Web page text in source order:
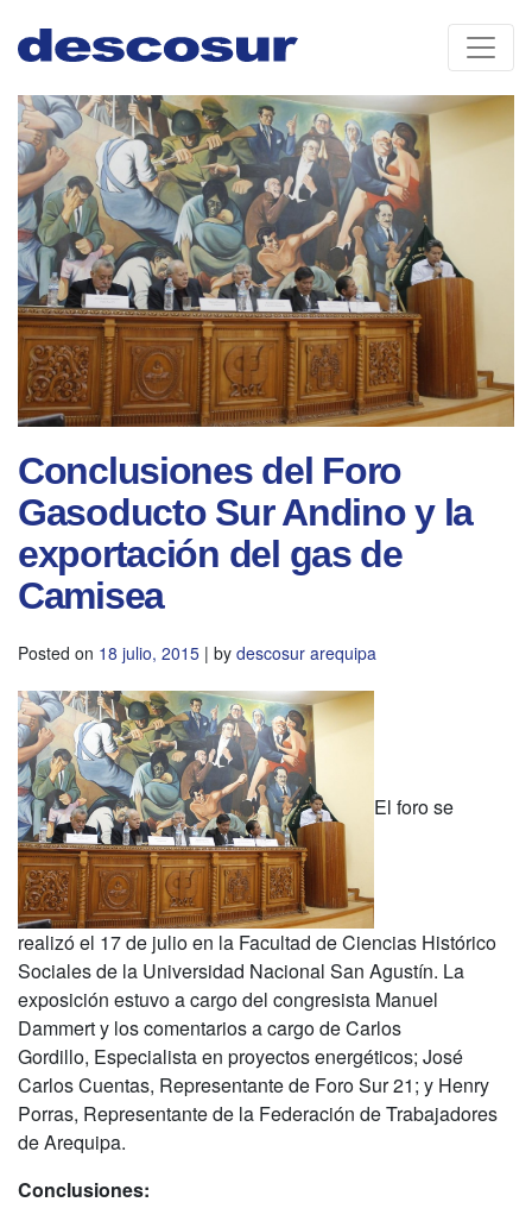
content
Conclusiones del Foro
Gasoducto Sur Andino y la
exportación del gas de
Camisea
Posted on 18 julio, 2015 | by descosur arequipa
El foro se
realizó el 17 de julio en la Facultad de Ciencias Histórico
Sociales de la Universidad Nacional San Agustín. La
exposición estuvo a cargo del congresista Manuel
Dammert y los comentarios a cargo de Carlos
Gordillo, Especialista en proyectos energéticos; José
Carlos Cuentas, Representante de Foro Sur 21; y Henry
Porras, Representante de la Federación de Trabajadores
de Arequipa.
Conclusiones: